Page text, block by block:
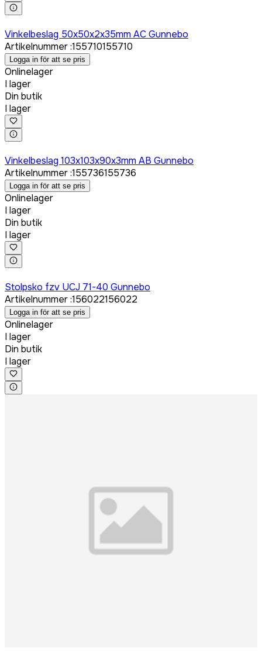
Vinkelbeslag 50x50x2x35mm AC Gunnebo
Artikelnummer:155710155710
Logga in för att se pris
Onlinelager
I lager
Din butik
I lager
Vinkelbeslag 103x103x90x3mm AB Gunnebo
Artikelnummer:155736155736
Logga in för att se pris
Onlinelager
I lager
Din butik
I lager
Stolpsko fzv UCJ 71-40 Gunnebo
Artikelnummer:156022156022
Logga in för att se pris
Onlinelager
I lager
Din butik
I lager